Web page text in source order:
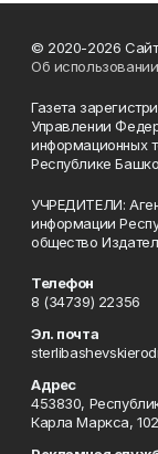
© 2020-2026 Сайт
Об
Газета
Управлении
информационных
Республике
УЧРЕДИТЕЛИ:
информации
общество
Телефон
8 (34739) 22356
Эл. почта
Адрес
453830,
Карла Маркса,